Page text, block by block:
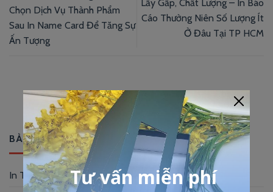
Chọn Dịch Vụ Thành Phẩm
Sau In Name Card Để Tăng Sự
Ấn Tượng
Lấy Gấp, Chất Lượng – In Báo
Cáo Thường Niên Số Lượng Ít
Ở Đâu Tại TP HCM
BÀI VIẾT MỚI
In Thẻ Nhựa Tại TP HCM – chỉ trong 24h